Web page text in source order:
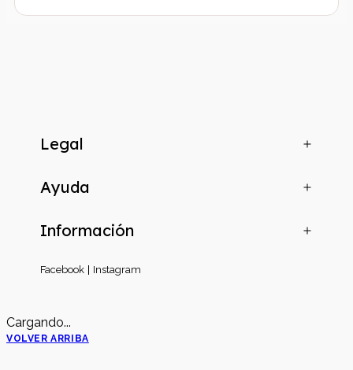
Legal
Ayuda
Información
Facebook Instagram
Cargando...
VOLVER ARRIBA